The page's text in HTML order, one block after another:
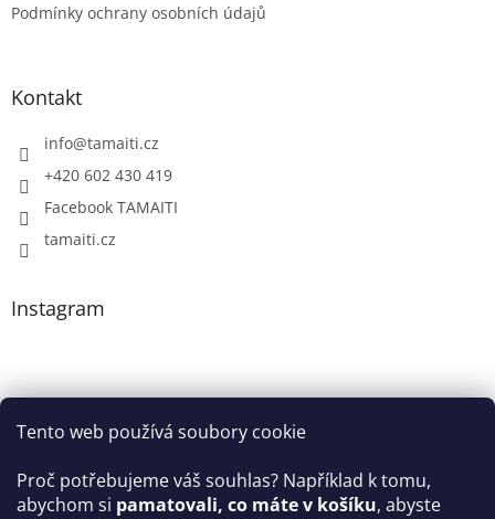
Tento web používá soubory cookie
Proč potřebujeme váš souhlas? Například k tomu,
abychom si pamatovali, co máte v košíku, abyste
Podmínky ochrany osobních údajů
Kontakt
info@tamaiti.cz
+420 602 430 419
Facebook TAMAITI
tamaiti.cz
Instagram